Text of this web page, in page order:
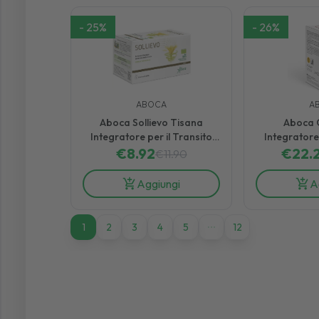
- 25%
ABOCA
Aboca Sollievo Tisana
Integratore per il Transito
Intestinale 20 Filtri
€8.92€11.90
Aggiungi
- 26%
Aboca
€
11 2 3 4 5 12